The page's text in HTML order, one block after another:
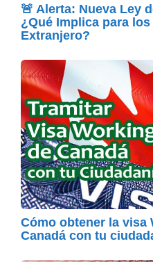
🚨 Alerta: Nueva Ley
¿Qué Implica para
Extranjero?
Cómo obtener la visa
Canadá con tu